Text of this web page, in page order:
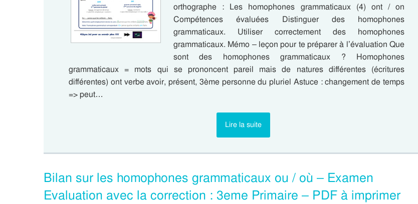
orthographe : Les homophones grammaticaux (4) ont / on
Compétences évaluées Distinguer des homophones
grammaticaux. Utiliser correctement des homophones
grammaticaux. Mémo – leçon pour te préparer à l’évaluation Que
sont des homophones grammaticaux ? Homophones
grammaticaux = mots qui se prononcent pareil mais de natures différentes (écritures
différentes) ont verbe avoir, présent, 3ème personne du pluriel Astuce : changement de temps
=> peut…
Lire la suite
Bilan sur les homophones grammaticaux ou / où – Examen
Evaluation avec la correction : 3eme Primaire – PDF à imprimer